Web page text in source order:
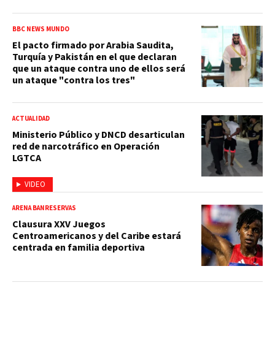
BBC NEWS MUNDO
El pacto firmado por Arabia Saudita,
Turquía y Pakistán en el que declaran
que un ataque contra uno de ellos será
un ataque "contra los tres"
VIDEO
ACTUALIDAD
Ministerio Público y DNCD desarticulan
red de narcotráfico en Operación
LGTCA
ARENA BANRESERVAS
Clausura XXV Juegos
Centroamericanos y del Caribe estará
centrada en familia deportiva